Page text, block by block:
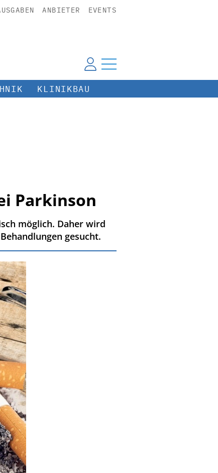
ANBIETER EVENTS
KLINIKBAU
Parkinson
möglich. Daher wird
gesucht.